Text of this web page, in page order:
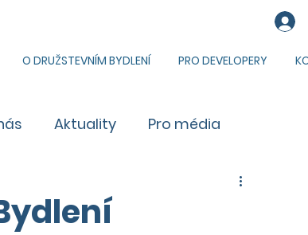
O DRUŽSTEVNÍM BYDLENÍ PRO DEVELOPERY
Aktuality Pro média